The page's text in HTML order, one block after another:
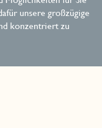
unsere großzügige
konzentriert zu